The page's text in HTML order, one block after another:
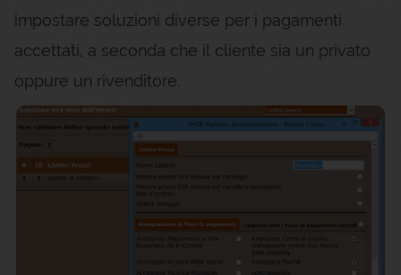
impostare soluzioni diverse per i pagamenti
accettati, a seconda che il cliente sia un privato
oppure un rivenditore.